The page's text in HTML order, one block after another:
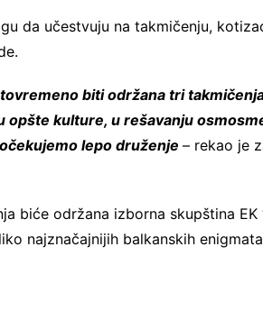
da učestvuju na takmičenju,
biti održana tri
opšte kulture, u rešavanju
lepo druženje – rekao je
biće održana izborna skupština
najznačajnijih balkanskih